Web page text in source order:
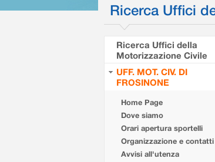
Ricerca Uffici
Ricerca Uffici della
Motorizzazione Civile
UFF. MOT. CIV. DI
FROSINONE
Home Page
Dove siamo
Orari apertura sportelli
Organizzazione e contatti
Avvisi all'utenza